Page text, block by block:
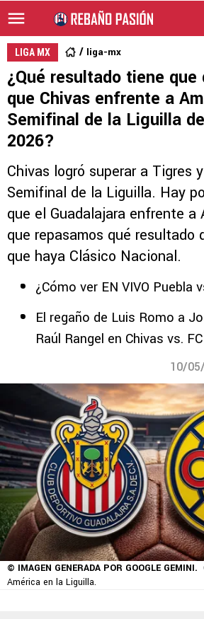
LIGA MX liga-mx
¿Qué resultado tiene que
que Chivas enfrente a
Semifinal de la Liguilla
2026?
Chivas logró superar a Tigres
Semifinal de la Liguilla. Hay
que el Guadalajara enfrente a
que repasamos qué resultado
que haya Clásico Nacional.
¿Cómo ver EN VIVO Puebla
El regaño de Luis Romo a
Raúl Rangel en Chivas vs.
10/
© IMAGEN GENERADA POR GOOGLE GEMINI.
América en la Liguilla.